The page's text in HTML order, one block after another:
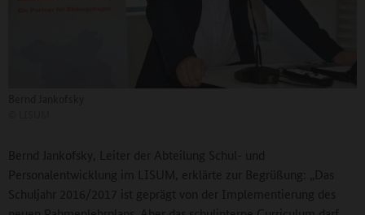
Bernd Jankofsky, Leiter der Abteilung Schul- und
Personalentwicklung im LISUM, erklärte zur Begrüßung: „Das
Schuljahr 2016/2017 ist geprägt von der Implementierung des